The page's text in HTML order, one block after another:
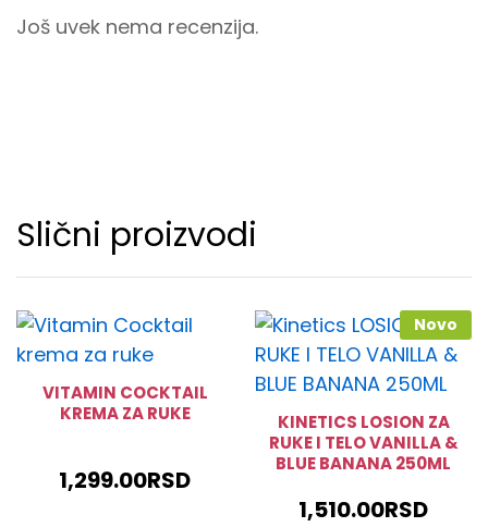
Još uvek nema recenzija.
Slični proizvodi
VITAMIN COCKTAIL
KREMA ZA RUKE
1,299.00RSD
Novo
KINETICS LOSION ZA
RUKE I TELO VANILLA &
BLUE BANANA 250ML
1,510.00RSD